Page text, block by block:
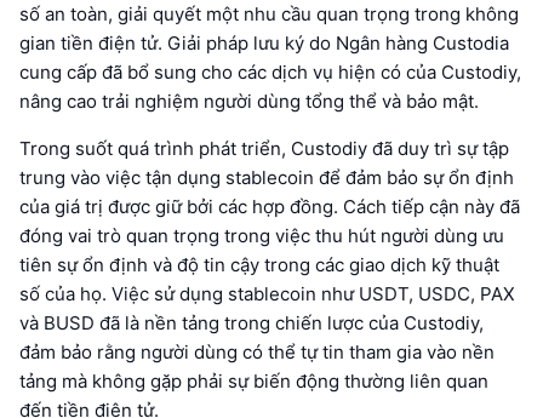
số an toàn, giải quyết một nhu cầu quan trọng trong không
gian tiền điện tử. Giải pháp lưu ký do Ngân hàng Custodia
cung cấp đã bổ sung cho các dịch vụ hiện có của Custodiy,
nâng cao trải nghiệm người dùng tổng thể và bảo mật.
Trong suốt quá trình phát triển, Custodiy đã duy trì sự tập
trung vào việc tận dụng stablecoin để đảm bảo sự ổn định
của giá trị được giữ bởi các hợp đồng. Cách tiếp cận này đã
đóng vai trò quan trọng trong việc thu hút người dùng ưu
tiên sự ổn định và độ tin cậy trong các giao dịch kỹ thuật
số của họ. Việc sử dụng stablecoin như USDT, USDC, PAX
và BUSD đã là nền tảng trong chiến lược của Custodiy,
đảm bảo rằng người dùng có thể tự tin tham gia vào nền
tảng mà không gặp phải sự biến động thường liên quan
đến tiền điện tử.